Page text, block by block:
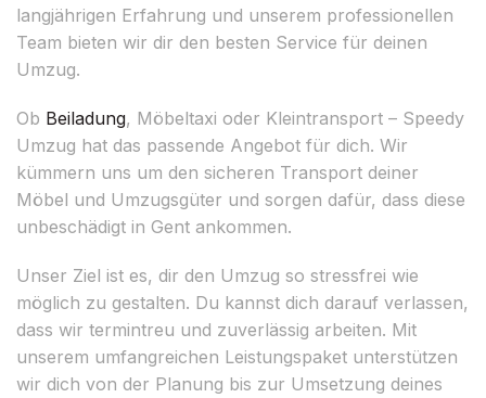
langjährigen Erfahrung und unserem professionellen
Team bieten wir dir den besten Service für deinen
Umzug.
Ob Beiladung, Möbeltaxi oder Kleintransport – Speedy
Umzug hat das passende Angebot für dich. Wir
kümmern uns um den sicheren Transport deiner
Möbel und Umzugsgüter und sorgen dafür, dass diese
unbeschädigt in Gent ankommen.
Unser Ziel ist es, dir den Umzug so stressfrei wie
möglich zu gestalten. Du kannst dich darauf verlassen,
dass wir termintreu und zuverlässig arbeiten. Mit
unserem umfangreichen Leistungspaket unterstützen
wir dich von der Planung bis zur Umsetzung deines